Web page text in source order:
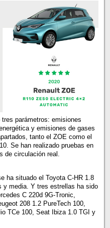
parámetros: emisiones
y emisiones de gases
tanto el ZOE como el
Se han realizado pruebas en
de circulación real.
ha situado el Toyota C-HR 1.8
y media. Y tres estrellas ha sido
C 220d 9G-Tronic,
208 1.2 PureTech 100,
TCe 100, Seat Ibiza 1.0 TGI y